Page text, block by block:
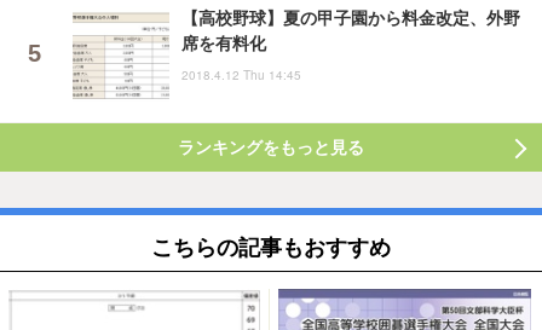
【高校野球】夏の甲子園から料金改定、外野
席を有料化
2018.4.12 Thu 14:45
ランキングをもっと見る
こちらの記事もおすすめ